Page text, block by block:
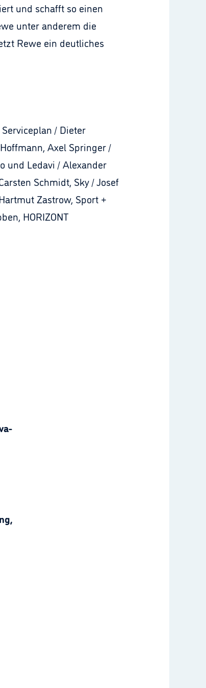
und schafft so einen
unter anderem die
Rewe ein deutliches
/ Dieter
Axel Springer /
und Ledavi / Alexander
Schmidt, Sky / Josef
Zastrow, Sport +
HORIZONT